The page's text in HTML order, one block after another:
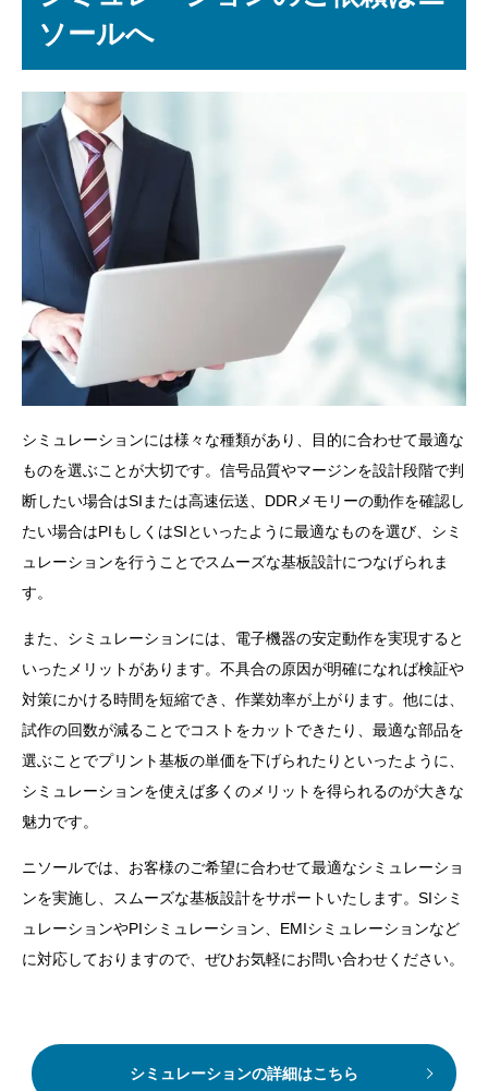
ソールへ
シミュレーションには様々な種類があり、目的に合わせて最適な
ものを選ぶことが大切です。信号品質やマージンを設計段階で判
断したい場合はSIまたは高速伝送、DDRメモリーの動作を確認し
たい場合はPIもしくはSIといったように最適なものを選び、シミ
ュレーションを行うことでスムーズな基板設計につなげられま
す。
また、シミュレーションには、電子機器の安定動作を実現すると
いったメリットがあります。不具合の原因が明確になれば検証や
対策にかける時間を短縮でき、作業効率が上がります。他には、
試作の回数が減ることでコストをカットできたり、最適な部品を
選ぶことでプリント基板の単価を下げられたりといったように、
シミュレーションを使えば多くのメリットを得られるのが大きな
魅力です。
ニソールでは、お客様のご希望に合わせて最適なシミュレーショ
ンを実施し、スムーズな基板設計をサポートいたします。SIシミ
ュレーションやPIシミュレーション、EMIシミュレーションなど
に対応しておりますので、ぜひお気軽にお問い合わせください。
シミュレーションの詳細はこちら